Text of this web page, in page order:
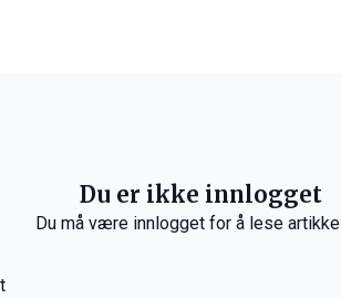
Du er ikke innlogget
Du må være innlogget for å lese